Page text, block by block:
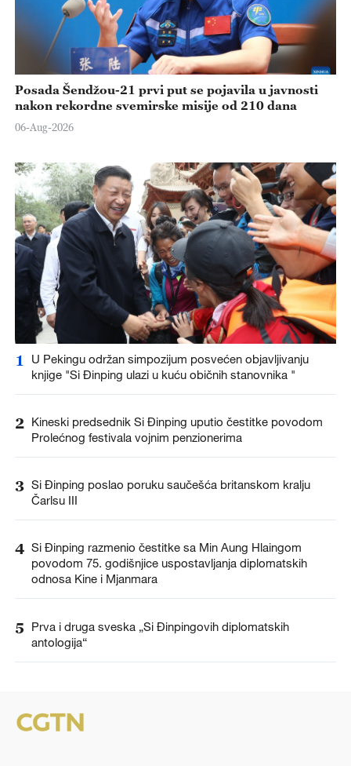
Posada Šendžou-21 prvi put se pojavila u javnosti
nakon rekordne svemirske misije od 210 dana
06-Aug-2026
1
U Pekingu održan simpozijum posvećen objavljivanju
knjige "Si Đinping ulazi u kuću običnih stanovnika "
2 Kineski predsednik Si Đinping uputio čestitke povodom
Prolećnog festivala vojnim penzionerima
3 Si Đinping poslao poruku saučešća britanskom kralju
Čarlsu III
4 Si Đinping razmenio čestitke sa Min Aung Hlaingom
povodom 75. godišnjice uspostavljanja diplomatskih
odnosa Kine i Mjanmara
5
Prva i druga sveska „Si Đinpingovih diplomatskih
antologija“